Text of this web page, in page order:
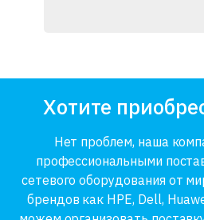
Хотите
Нет проблем, наша
профессиональными
сетевого оборудования от
брендов как HPE, Dell,